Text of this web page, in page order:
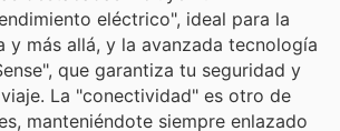
eléctrico", ideal para la
y más allá, y la avanzada tecnología
que garantiza tu seguridad y
La "conectividad" es otro de
manteniéndote siempre enlazado